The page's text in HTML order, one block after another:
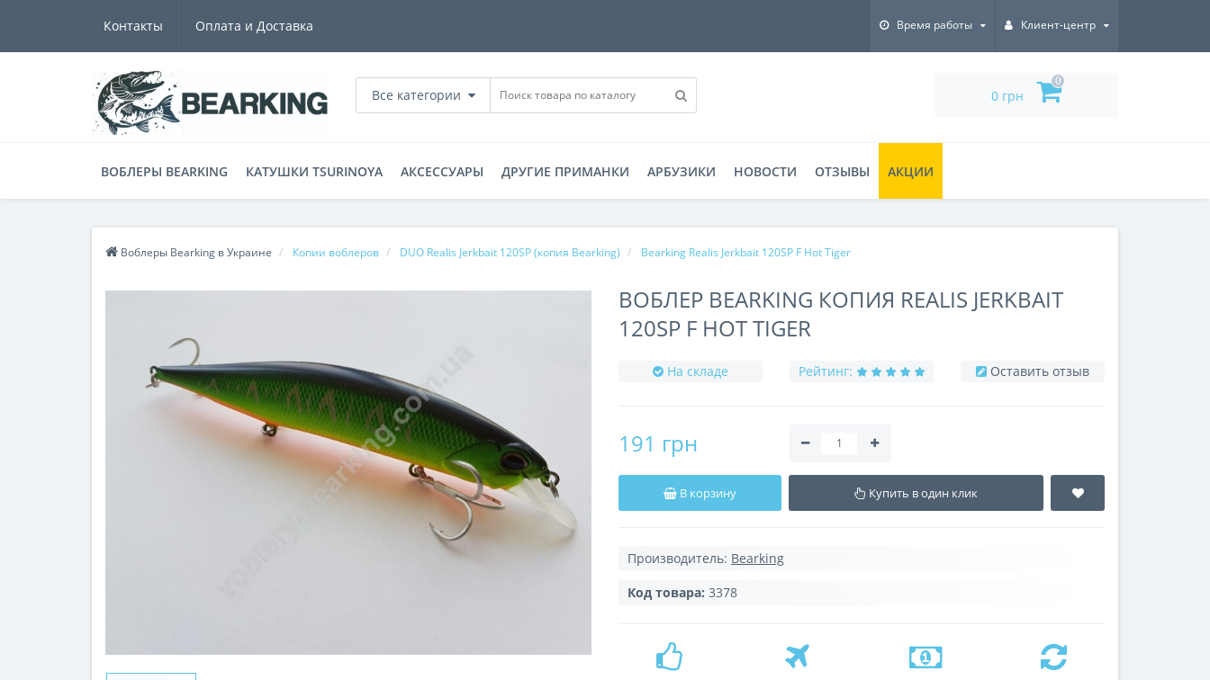
Контакты Оплата и Доставка Время работы Клиент-центр
Все категории 0 грн
0
ВОБЛЕРЫ BEARKING КАТУШКИ TSURINOYA АКСЕССУАРЫ ДРУГИЕ ПРИМАНКИ АРБУЗИКИ НОВОСТИ ОТЗЫВЫ АКЦИИ
Воблеры Bearking в Украине Копии воблеров DUO Realis Jerkbait 120SP (копия Bearking) Bearking Realis Jerkbait 120SP F Hot Tiger
ВОБЛЕР BEARKING КОПИЯ REALIS JERKBAIT
120SP F HOT TIGER
На складе Рейтинг: Оставить отзыв
191 грн
В корзину Купить в один клик
Производитель: Bearking
Код товара: 3378